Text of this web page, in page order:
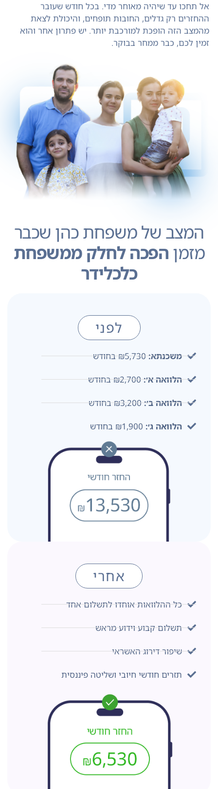
אל תחכו עד שיהיה מאוחר מדי. בכל חודש שעובר
ההחזרים רק גדלים, החובות תופחים, והיכולת לצאת
מהמצב הזה הופכת למורכבת יותר. יש פתרון אחר והוא
זמין לכם, כבר ממחר בבוקר.
המצב של משפחת כהן שכבר
מזמן הפכה לחלק ממשפחת
כלכלידר
לפני
משכנתא:₪5,730 בחודש
הלוואה א׳:₪2,700 בחודש
הלוואה ב׳:₪3,200 בחודש
הלוואה ג׳:
אחרי
כל ההלוואות אוחדו לתשלום אחד
תשלום קבוע וידוע מראש
שיפור דירוג האשראי
תזרים חודשי חיובי ושליטה פיננסית